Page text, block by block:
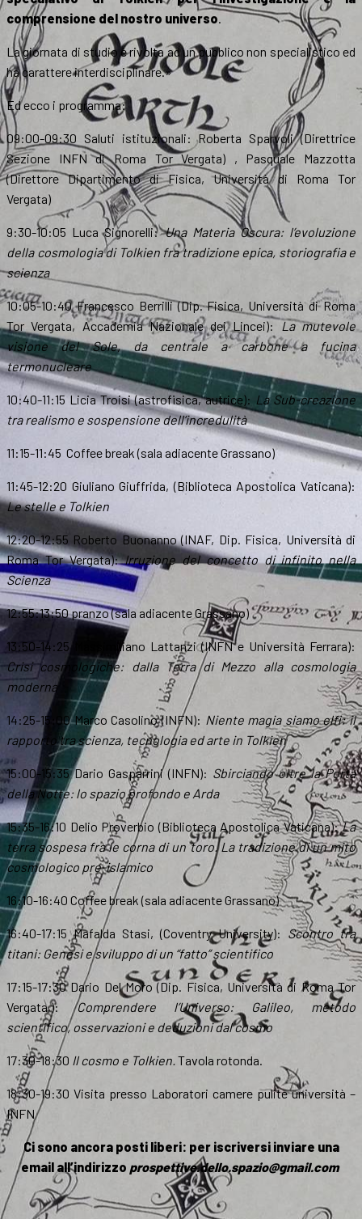
comprensione del nostro universo.
La giornata di studio è rivolta ad un pubblico non specialistico ed
ha carattere interdisciplinare.»
Ed ecco i programma:
09:00-09:30 Saluti istituzionali: Roberta Sparvoli (Direttrice
Sezione INFN di Roma Tor Vergata) , Pasquale Mazzotta
(Direttore Dipartimento di Fisica, Università di Roma Tor
Vergata)
9:30-10:05 Luca Signorelli:Una Materia Oscura: l’evoluzione
della cosmologia di Tolkien fra tradizione epica, storiografia e
scienza
10:05-10:40 Francesco Berrilli (Dip. Fisica, Università di Roma
Tor Vergata, Accademia Nazionale dei Lincei):La mutevole
visione del Sole, da centrale a carbone a fucina
termonucleare
10:40-11:15 Licia Troisi (astrofisica, autrice): La Sub-creazione
tra realismo e sospensione dell’incredulità
11:15-11:45 Coffee break (sala adiacente Grassano)
11:45-12:20 Giuliano Giuffrida,(Biblioteca Apostolica Vaticana):
Le stelle e Tolkien
12:20-12:55 Roberto Buonanno (INAF, Dip. Fisica, Università di
Roma Tor Vergata):Irruzione del concetto di infinito nella
Scienza
12:55:13:50 pranzo (sala adiacente Grassano)
13:50-14:25
Massimiliano Lattanzi (INFN e Università Ferrara):
Crisi cosmologiche: dalla Terra di Mezzo alla cosmologia
moderna
14:25-15:00 Marco Casolino (INFN): Niente magia siamo elfi: il
rapporto tra scienza, tecnologia ed arte in Tolkien
15:00-15:35 Dario Gasparrini (INFN): Sbirciando oltre la Porta
della Notte: lo spazio profondo e Arda
15:35-16:10 Delio Proverbio (Biblioteca Apostolica Vaticana):La
terra sospesa fra le corna di un toro. La tradizione di un mito
cosmologico pre-islamico
16:10-16:40 Coffee break (sala adiacente Grassano)
16:40-17:15 Mafalda Stasi, (Coventry University): Scontro tra
titani: Genesi e sviluppo di un “fatto” scientifico
17:15-17:30 Dario Del Moro (Dip. Fisica, Università di Roma Tor
Vergata,):Comprendere l’Universo: Galileo, metodo
scientifico, osservazioni e deduzioni dal cosmo
17:30-18:30 Il cosmo e Tolkien.Tavola rotonda.
18:30-19:30 Visita presso Laboratori camere pulite università –
INFN
Ci sono ancora posti liberi: per iscriversi inviare una
email all’indirizzo prospettive.dello.spazio@gmail.com